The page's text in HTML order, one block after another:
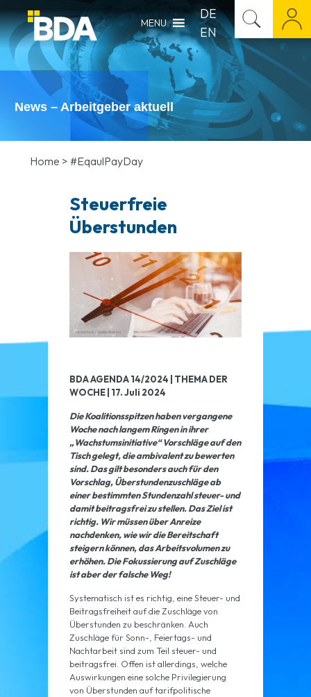
MENU
DE
EN
News – Arbeitgeber aktuell
Home > #EqaulPayDay
Steuerfreie
Überstunden
BDA AGENDA 14/2024 | THEMA DER
WOCHE | 17. Juli 2024
Die Koalitionsspitzen haben vergangene
Woche nach langem Ringen in ihrer
„Wachstumsinitiative“ Vorschläge auf den
Tisch gelegt, die ambivalent zu bewerten
sind. Das gilt besonders auch für den
Vorschlag, Überstundenzuschläge ab
einer bestimmten Stundenzahl steuer- und
damit beitragsfrei zu stellen. Das Ziel ist
richtig. Wir müssen über Anreize
nachdenken, wie wir die Bereitschaft
steigern können, das Arbeitsvolumen zu
erhöhen. Die Fokussierung auf Zuschläge
ist aber der falsche Weg!
Systematisch ist es richtig, eine Steuer- und
Beitragsfreiheit auf die Zuschläge von
Überstunden zu beschränken. Auch
Zuschläge für Sonn-, Feiertags- und
Nachtarbeit sind zum Teil steuer- und
beitragsfrei. Offen ist allerdings, welche
Auswirkungen eine solche Privilegierung
von Überstunden auf tarifpolitische